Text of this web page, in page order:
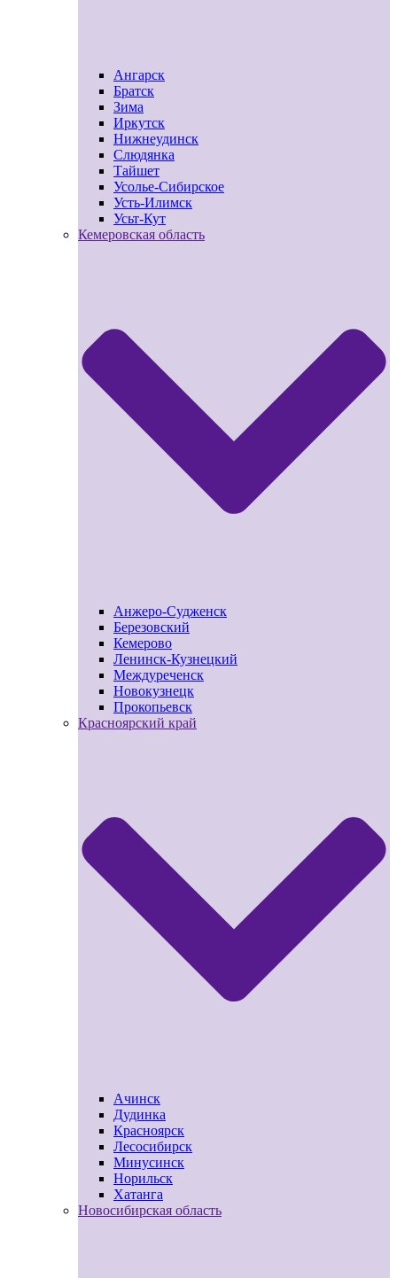
Ангарск
Братск
Зима
Иркутск
Нижнеудинск
Слюдянка
Тайшет
Усолье-Сибирское
Усть-Илимск
Усьт-Кут
Кемеровская область
Анжеро-Судженск
Березовский
Кемерово
Ленинск-Кузнецкий
Междуреченск
Новокузнецк
Прокопьевск
Красноярский край
Ачинск
Дудинка
Красноярск
Лесосибирск
Минусинск
Норильск
Хатанга
Новосибирская область